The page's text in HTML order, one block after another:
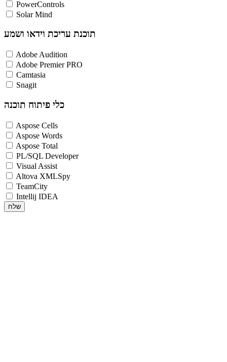
PowerControls
Solar Mind
תוכנת עריכת וידאו ושמע
Adobe Audition
Adobe Premier PRO
Camtasia
Snagit
כלי פיתוח תוכנה
Aspose Cells
Aspose Words
Aspose Total
PL/SQL Developer
Visual Assist
Altova XMLSpy
TeamCity
Intellij IDEA